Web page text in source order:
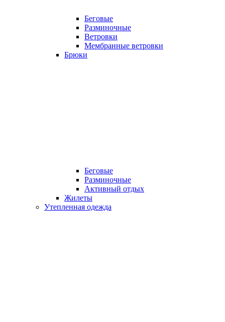
Беговые
Разминочные
Ветровки
Мембранные ветровки
Брюки
Беговые
Разминочные
Активный отдых
Жилеты
Утепленная одежда